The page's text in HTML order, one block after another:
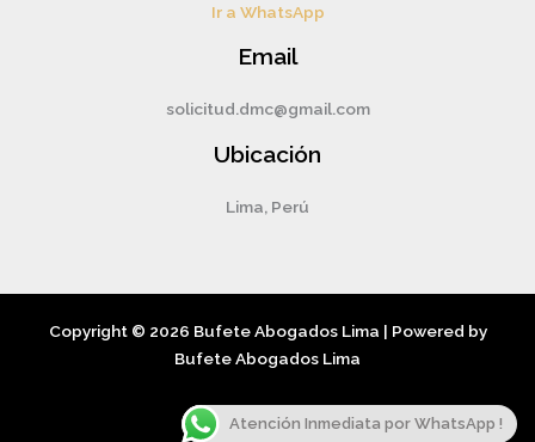
Ir a WhatsApp
Email
solicitud.dmc@gmail.com
Ubicación
Lima, Perú
Copyright © 2026 Bufete Abogados Lima | Powered by
Bufete Abogados Lima
Atención Inmediata por WhatsApp !